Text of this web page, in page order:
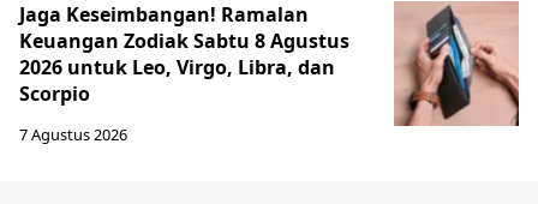
Jaga Keseimbangan! Ramalan
Keuangan Zodiak Sabtu 8 Agustus
2026 untuk Leo, Virgo, Libra, dan
Scorpio
7 Agustus 2026